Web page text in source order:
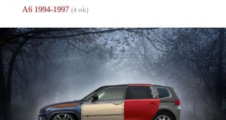
A6 1994-1997 (4 stk)